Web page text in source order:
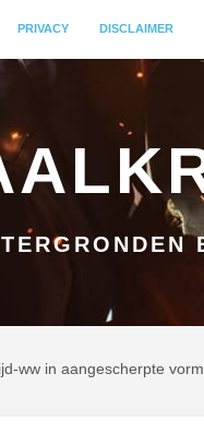
PRIVACY DISCLAIMER
ww in aangescherpte